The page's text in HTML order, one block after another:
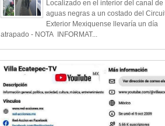
Localizado en el interior del canal de
aguas negras a un costado del
Exterior Mexiquense llevaría un día
atrapado - NOTA INFORMAT...